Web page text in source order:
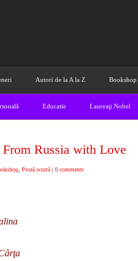
Autori de la A la Z Bookshop
Educatie Laureaţi Nobel
Russia with Love
Proză scurtă | 0 comments